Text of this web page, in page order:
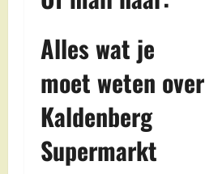
Alles wat je
moet weten over
Kaldenberg
Supermarkt